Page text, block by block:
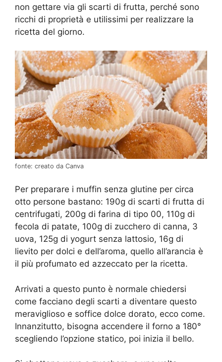
non gettare via gli scarti di frutta, perché sono
ricchi di proprietà e utilissimi per realizzare la
ricetta del giorno.
fonte: creato da Canva
Per preparare i muffin senza glutine per circa
otto persone bastano: 190g di scarti di frutta di
centrifugati, 200g di farina di tipo 00, 110g di
fecola di patate, 100g di zucchero di canna, 3
uova, 125g di yogurt senza lattosio, 16g di
lievito per dolci e dell’aroma, quello all’arancia è
il più profumato ed azzeccato per la ricetta.
Arrivati a questo punto è normale chiedersi
come facciano degli scarti a diventare questo
meraviglioso e soffice dolce dorato, ecco come.
Innanzitutto, bisogna accendere il forno a 180°
scegliendo l’opzione statico, poi inizia il bello.